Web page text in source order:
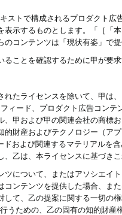
ストで構成されるプロダクト
表示するものとします。「［「
のコンテンツは「現状有姿」で
ることを確認するために甲が要
れたライセンスを除いて、甲は
ィード、プロダクト広告コン
、甲および甲の関連会社の商
財産およびテクノロジー（ア
ドおよび関連するマテリアル
、乙は、本ライセンスに基づき
ツについて、またはアソシエイ
コンテンツを提供した場合、ま
して、乙の提案に関する一切
うための、乙の固有の知的財